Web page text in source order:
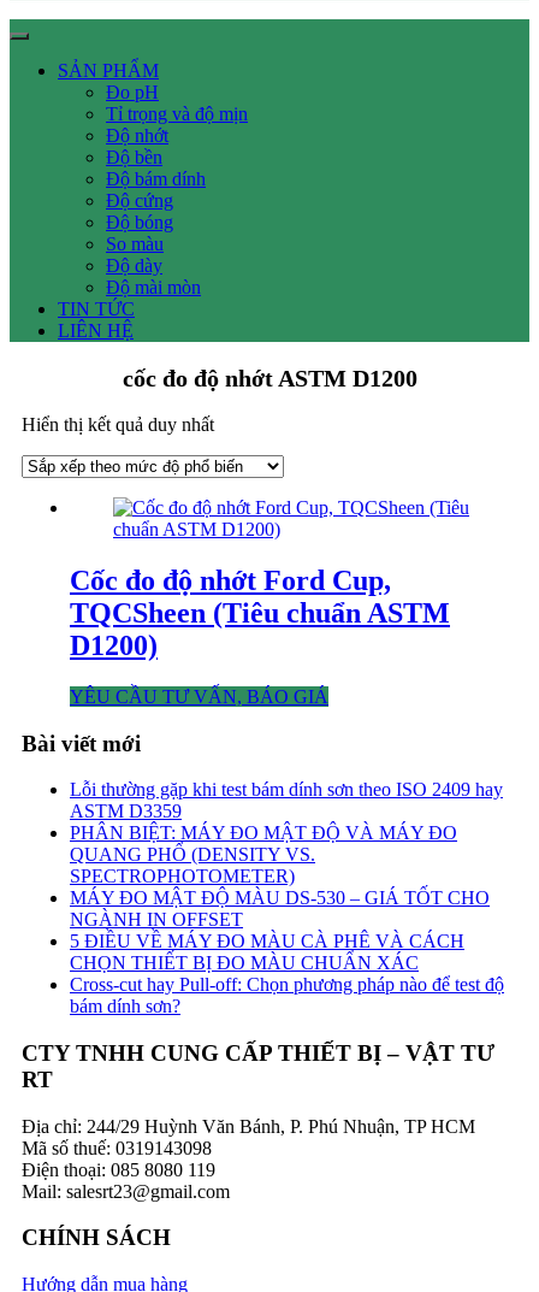
SẢN PHẨM
Đo pH
Tỉ trọng và độ mịn
Độ nhớt
Độ bền
Độ bám dính
Độ cứng
Độ bóng
So màu
Độ dày
Độ mài mòn
TIN TỨC
LIÊN HỆ
cốc đo độ nhớt ASTM D1200
Hiển thị kết quả duy nhất
Cốc đo độ nhớt Ford Cup,
TQCSheen (Tiêu chuẩn ASTM
D1200)
YÊU CẦU TƯ VẤN, BÁO GIÁ
Bài viết mới
Lỗi thường gặp khi test bám dính sơn theo ISO 2409 hay
ASTM D3359
PHÂN BIỆT: MÁY ĐO MẬT ĐỘ VÀ MÁY ĐO
QUANG PHỔ (DENSITY VS.
SPECTROPHOTOMETER)
MÁY ĐO MẬT ĐỘ MÀU DS-530 – GIÁ TỐT CHO
NGÀNH IN OFFSET
5 ĐIỀU VỀ MÁY ĐO MÀU CÀ PHÊ VÀ CÁCH
CHỌN THIẾT BỊ ĐO MÀU CHUẨN XÁC
Cross-cut hay Pull-off: Chọn phương pháp nào để test độ
bám dính sơn?
CTY TNHH CUNG CẤP THIẾT BỊ – VẬT TƯ
RT
Địa chỉ: 244/29 Huỳnh Văn Bánh, P. Phú Nhuận, TP HCM
Mã số thuế: 0319143098
Điện thoại: 085 8080 119
Mail: salesrt23@gmail.com
CHÍNH SÁCH
Hướng dẫn mua hàng